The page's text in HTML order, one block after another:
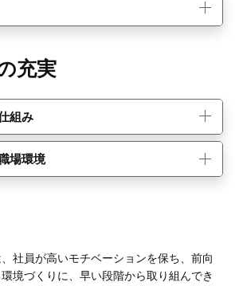
充実
組み
場環境
社員が高いモチベーションを保ち、前向
境づくりに、早い段階から取り組んでき